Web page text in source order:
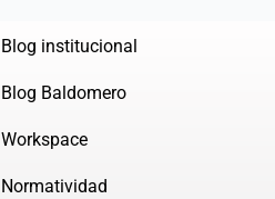
Blog institucional
Blog Baldomero
Workspace
Normatividad